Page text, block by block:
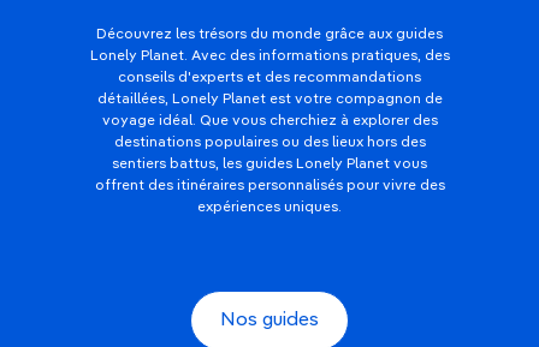
Découvrez les trésors du monde grâce aux guides
Lonely Planet. Avec des informations pratiques, des
conseils d'experts et des recommandations
détaillées, Lonely Planet est votre compagnon de
voyage idéal. Que vous cherchiez à explorer des
destinations populaires ou des lieux hors des
sentiers battus, les guides Lonely Planet vous
offrent des itinéraires personnalisés pour vivre des
expériences uniques.
Nos guides